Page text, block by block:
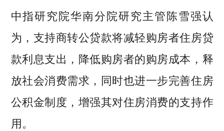
中指研究院华南分院研究主管陈雪强认
为，支持商转公贷款将减轻购房者住房贷
款利息支出，降低购房者的购房成本，释
放社会消费需求，同时也进一步完善住房
公积金制度，增强其对住房消费的支持作
用。